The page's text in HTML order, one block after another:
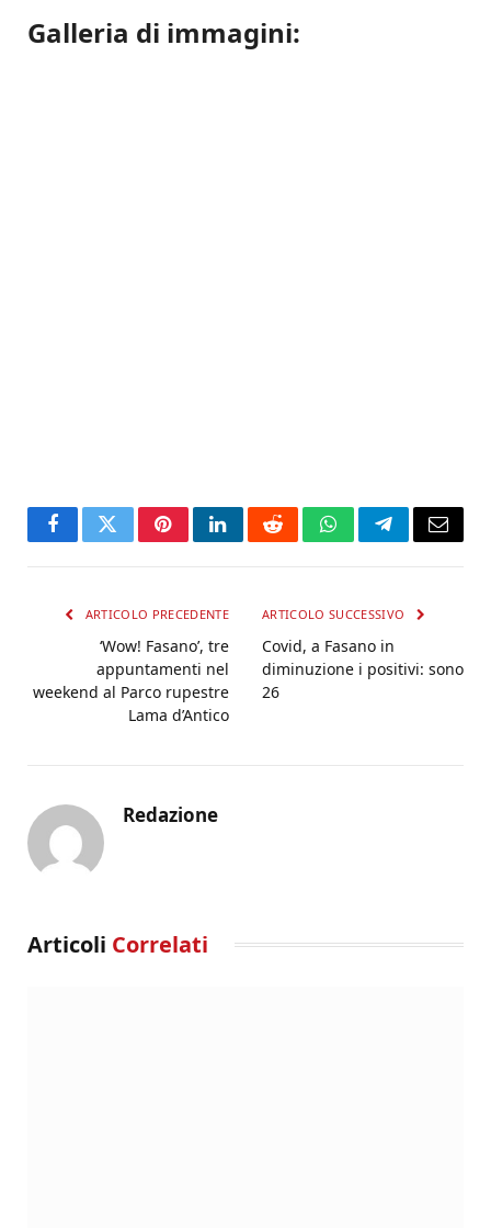
Galleria di immagini:
FacebookTwitterPinterestLinkedInRedditWhatsAppTelegramEmail
ARTICOLO PRECEDENTE
‘Wow! Fasano’, tre
appuntamenti nel
weekend al Parco rupestre
Lama d’Antico
ARTICOLO SUCCESSIVO
Covid, a Fasano in
diminuzione i positivi: sono
26
Redazione
Articoli Correlati